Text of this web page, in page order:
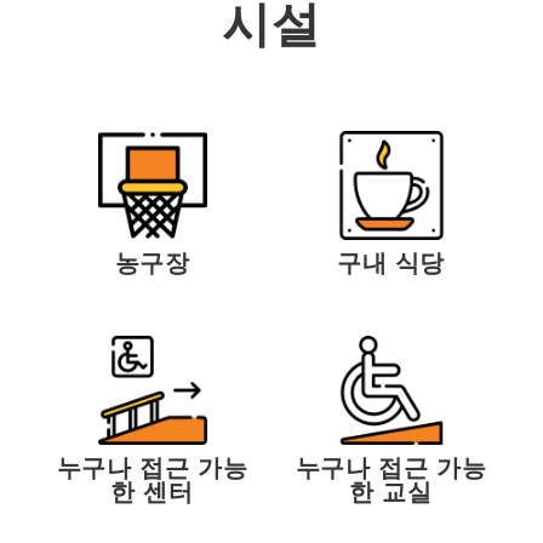
시설
농구장 구내 식당
누구나 접근 가능
한 센터
누구나 접근 가능
한 교실